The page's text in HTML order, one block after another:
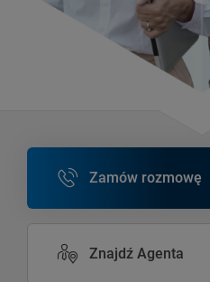
Zamów rozmowę
Znajdź Agenta